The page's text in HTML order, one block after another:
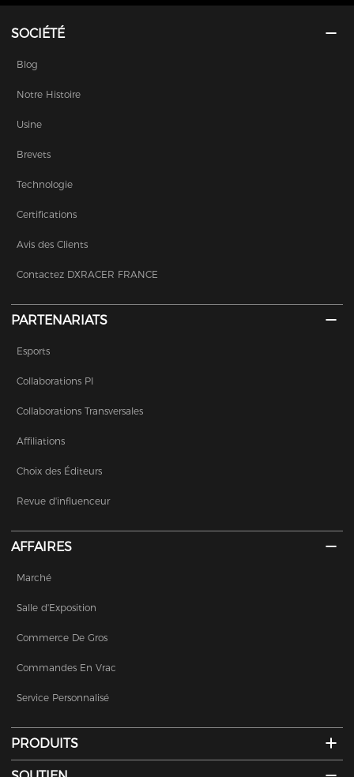
SOCIÉTÉ
Blog
Notre Histoire
Usine
Brevets
Technologie
Certifications
Avis des Clients
Contactez DXRACER FRANCE
PARTENARIATS
Esports
Collaborations PI
Collaborations Transversales
Affiliations
Choix des Éditeurs
Revue d'influenceur
AFFAIRES
Marché
Salle d'Exposition
Commerce De Gros
Commandes En Vrac
Service Personnalisé
PRODUITS